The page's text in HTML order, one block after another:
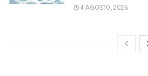
4 AGOSTO, 2026